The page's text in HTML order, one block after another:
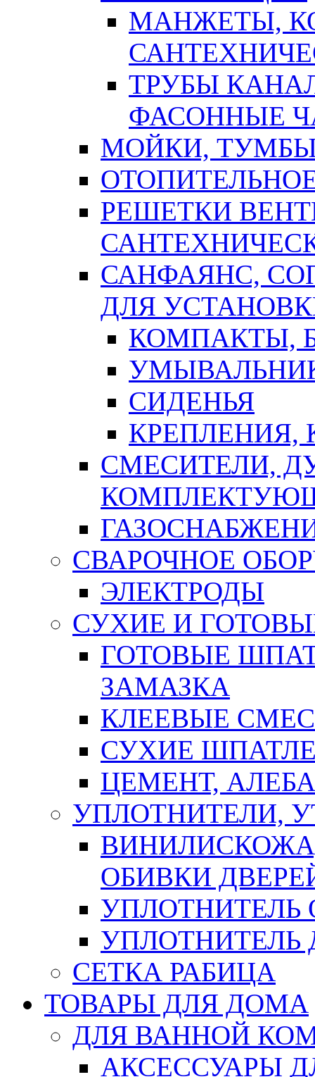
МАНЖЕТЫ,
ТРУБЫ
ФАСОННЫЕ
МОЙКИ,
РЕШЕТКИ
САНФАЯНС,
ДЛЯ
КОМПАКТЫ,
СИДЕНЬЯ
СМЕСИТЕЛИ,
СВАРОЧНОЕ
ЭЛЕКТРОДЫ
СУХИЕ И
ГОТОВЫЕ
ЗАМАЗКА
КЛЕЕВЫЕ
СУХИЕ
ЦЕМЕНТ,
УПЛОТНИТЕЛИ,
ОБИВКИ
УПЛОТНИТЕЛЬ
СЕТКА РАБИЦА
ТОВАРЫ ДЛЯ ДОМА
ДЛЯ ВАННОЙ
АКСЕССУАРЫ